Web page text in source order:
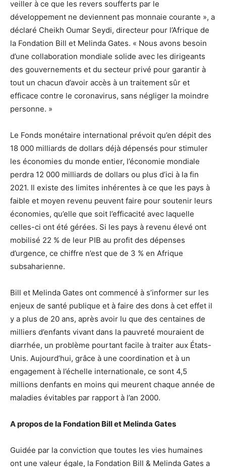
veiller à ce que les revers soufferts par le
développement ne deviennent pas monnaie courante », a
déclaré Cheikh Oumar Seydi, directeur pour l’Afrique de
la Fondation Bill et Melinda Gates. « Nous avons besoin
d’une collaboration mondiale solide avec les dirigeants
des gouvernements et du secteur privé pour garantir à
tout un chacun d’avoir accès à un traitement sûr et
efficace contre le coronavirus, sans négliger la moindre
personne. »
Le Fonds monétaire international prévoit qu’en dépit des
18 000 milliards de dollars déjà dépensés pour stimuler
les économies du monde entier, l’économie mondiale
perdra 12 000 milliards de dollars ou plus d’ici à la fin
2021. Il existe des limites inhérentes à ce que les pays à
faible et moyen revenu peuvent faire pour soutenir leurs
économies, qu’elle que soit l’efficacité avec laquelle
celles-ci ont été gérées. Si les pays à revenu élevé ont
mobilisé 22 % de leur PIB au profit des dépenses
d’urgence, ce chiffre n’est que de 3 % en Afrique
subsaharienne.
Bill et Melinda Gates ont commencé à s’informer sur les
enjeux de santé publique et à faire des dons à cet effet il
y a plus de 20 ans, après avoir lu que des centaines de
milliers d’enfants vivant dans la pauvreté mouraient de
diarrhée, un problème pourtant facile à traiter aux États-
Unis. Aujourd’hui, grâce à une coordination et à un
engagement à l’échelle internationale, ce sont 4,5
millions denfants en moins qui meurent chaque année de
maladies évitables par rapport à l’an 2000.
A propos de la Fondation Bill et Melinda Gates
Guidée par la conviction que toutes les vies humaines
ont une valeur égale, la Fondation Bill & Melinda Gates a